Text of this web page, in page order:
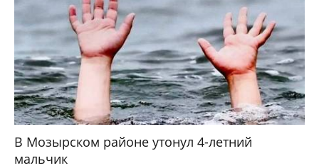
В Мозырском районе утонул 4-летний
мальчик